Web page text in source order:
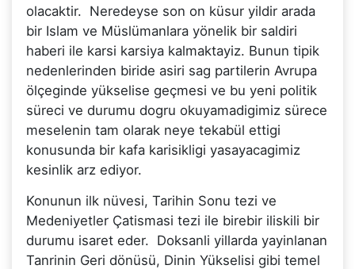
olacaktir. Neredeyse son on küsur yildir arada
bir Islam ve Müslümanlara yönelik bir saldiri
haberi ile karsi karsiya kalmaktayiz. Bunun tipik
nedenlerinden biride asiri sag partilerin Avrupa
ölçeginde yükselise geçmesi ve bu yeni politik
süreci ve durumu dogru okuyamadigimiz sürece
meselenin tam olarak neye tekabül ettigi
konusunda bir kafa karisikligi yasayacagimiz
kesinlik arz ediyor.
Konunun ilk nüvesi, Tarihin Sonu tezi ve
Medeniyetler Çatismasi tezi ile birebir iliskili bir
durumu isaret eder. Doksanli yillarda yayinlanan
Tanrinin Geri dönüsü, Dinin Yükselisi gibi temel